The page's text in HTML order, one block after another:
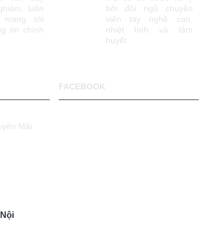
luôn
mang tới
tin chính
bởi đội ngũ chuyên
viên tay nghề cao,
nhiệt tình và tâm
huyết.
Mãi
FACEBOOK